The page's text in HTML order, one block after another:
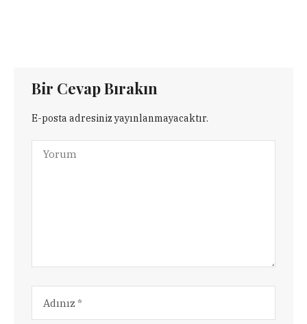
Bir Cevap Bırakın
E-posta adresiniz yayınlanmayacaktır.